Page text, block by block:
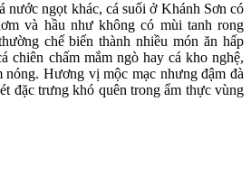
nước ngọt khác, cá suối ở Khánh Sơn có
và hầu như không có mùi tanh rong
chế biến thành nhiều món ăn hấp
chiên chấm mắm ngò hay cá kho nghệ,
Hương vị mộc mạc nhưng đậm đà
đặc trưng khó quên trong ẩm thực vùng